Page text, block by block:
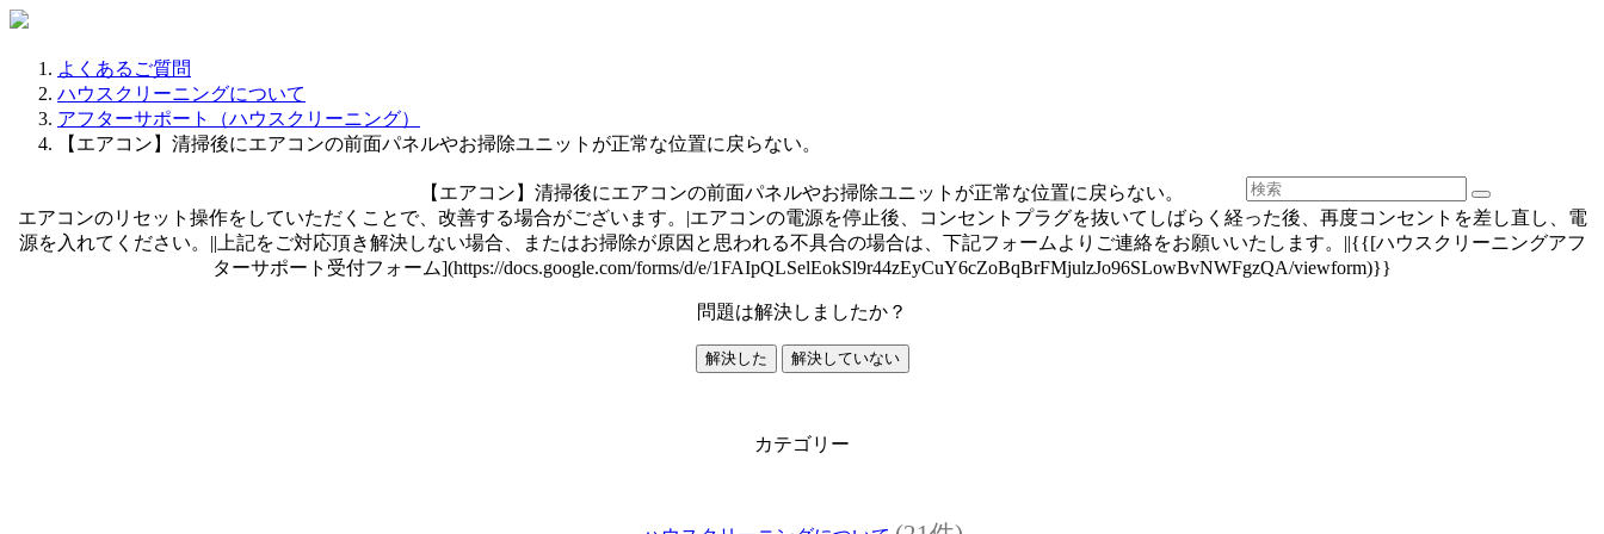
よくあるご質問
ハウスクリーニングについて
アフターサポート（ハウスクリーニング）
【エアコン】清掃後にエアコンの前面パネルやお掃除ユニットが正常な位置に戻らない。
【エアコン】清掃後にエアコンの前面パネルやお掃除ユニットが正常な位置に戻らない。
エアコンのリセット操作をしていただくことで、改善する場合がございます。|エアコンの電源を停止後、コンセントプラグを抜いてしばらく経った後、再度コンセントを差し直し、電
源を入れてください。||上記をご対応頂き解決しない場合、またはお掃除が原因と思われる不具合の場合は、下記フォームよりご連絡をお願いいたします。||{{[ハウスクリーニングアフ
ターサポート受付フォーム](https://docs.google.com/forms/d/e/1FAIpQLSelEokSl9r44zEyCuY6cZoBqBrFMjulzJo96SLowBvNWFgzQA/viewform)}}
問題は解決しましたか？
解決した 解決していない
カテゴリー